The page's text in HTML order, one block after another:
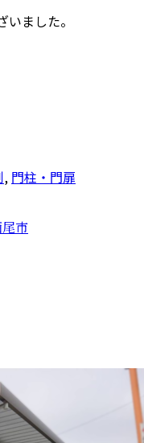
ました。
, 門柱・門扉
市